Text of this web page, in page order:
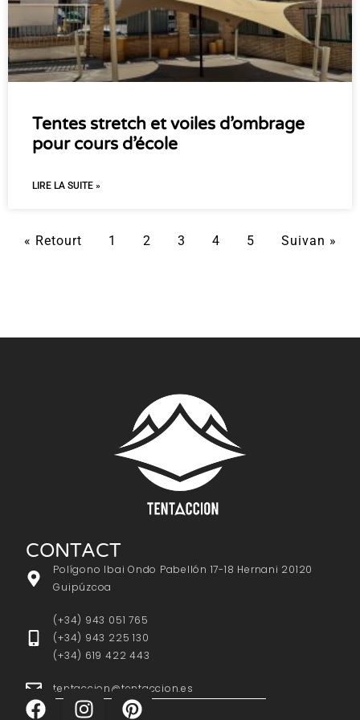
Tentes stretch et voiles d’ombrage
pour cours d’école
LIRE LA SUITE »
« Retourt 1 2 3 4 5 Suivan »
CONTACT
Polígono Ibai Ondo Pabellón 17-18 Hernani 20120
Guipúzcoa
(+34) 943 051 765
(+34) 943 225 130
(+34) 619 422 443
tentaccion@tentaccion.es